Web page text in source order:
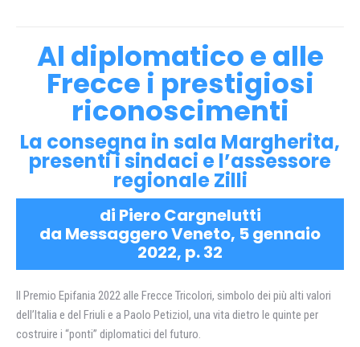
Al diplomatico e alle
Frecce i prestigiosi
riconoscimenti
La consegna in sala Margherita,
presenti i sindaci e l’assessore
regionale Zilli
di Piero Cargnelutti
da Messaggero Veneto, 5 gennaio
2022, p. 32
Il Premio Epifania 2022 alle Frecce Tricolori, simbolo dei più alti valori
dell’Italia e del Friuli e a Paolo Petiziol, una vita dietro le quinte per
costruire i “ponti” diplomatici del futuro.